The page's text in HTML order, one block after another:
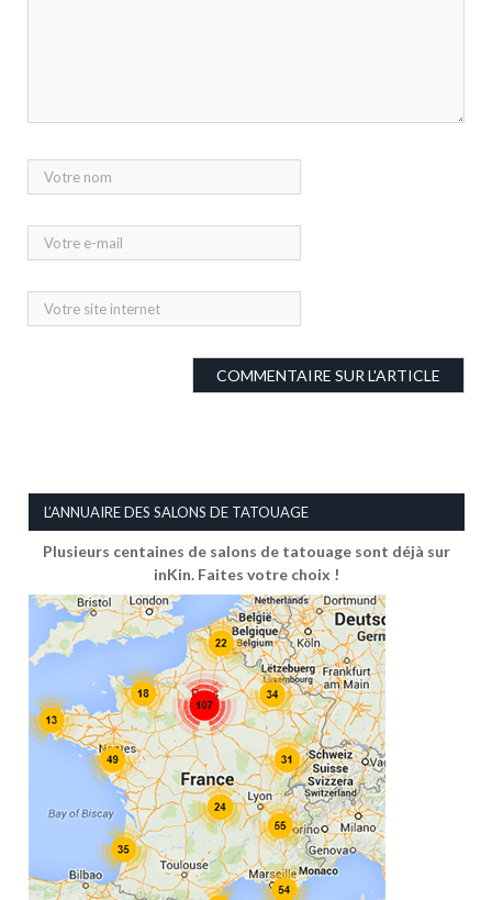
L’ANNUAIRE DES SALONS DE TATOUAGE
Plusieurs centaines de salons de tatouage sont déjà sur
inKin. Faites votre choix !